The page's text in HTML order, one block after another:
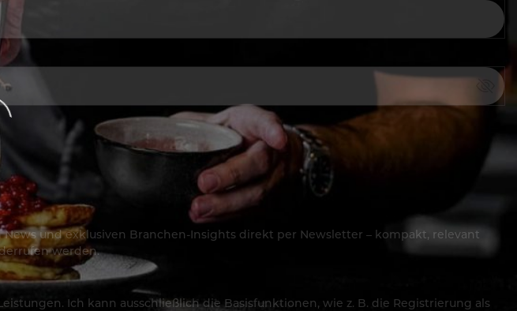
und exklusiven Branchen-Insights direkt per Newsletter – kompakt, relevant
werden.
Ich kann ausschließlich die Basisfunktionen, wie z. B. die Registrierung als